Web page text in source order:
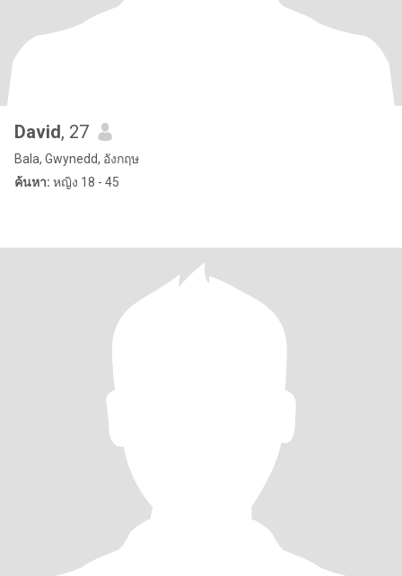
David, 27
Bala, Gwynedd, อังกฤษ
ค้นหา: หญิง 18 - 45